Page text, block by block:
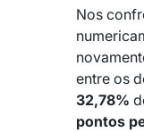
Nos
entre os
32,78%
pontos